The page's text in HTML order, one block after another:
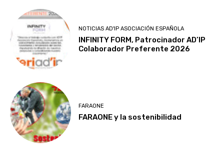
NOTICIAS AD'IP ASOCIACIÓN ESPAÑOLA
INFINITY FORM, Patrocinador AD’IP
Colaborador Preferente 2026
FARAONE
FARAONE y la sostenibilidad